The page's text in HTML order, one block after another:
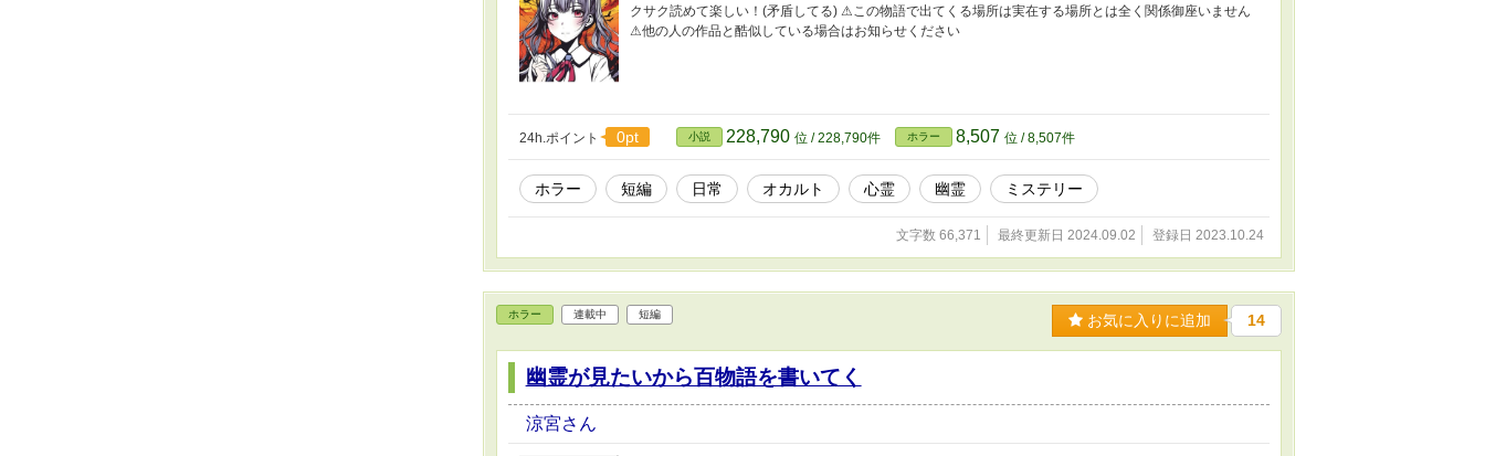
クサク読めて楽しい！(矛盾してる) ⚠︎この物語で出てくる場所は実在する場所とは全く関係御座いません
⚠︎他の人の作品と酷似している場合はお知らせください
24h.ポイント 0pt 小説 228,790 位 / 228,790件 ホラー 8,507 位 / 8,507件
ホラー 短編 日常 オカルト 心霊 幽霊 ミステリー
文字数 66,371 最終更新日 2024.09.02 登録日 2023.10.24
ホラー 連載中 短編 お気に入りに追加 14
幽霊が見たいから百物語を書いてく
涼宮さん